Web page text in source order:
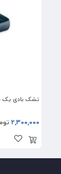
تشک بادی یک
2,300,000